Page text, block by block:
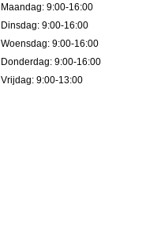
Maandag: 9:00-16:00
Dinsdag: 9:00-16:00
Woensdag: 9:00-16:00
Donderdag: 9:00-16:00
Vrijdag: 9:00-13:00